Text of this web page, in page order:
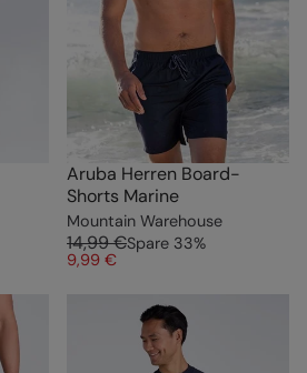
Aruba Herren Board-
Shorts Marine
Mountain Warehouse
14,99 €Spare 33%
9,99 €